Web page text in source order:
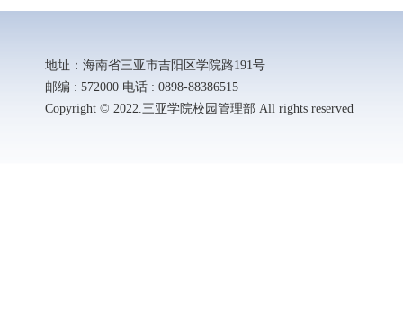
地址：海南省三亚市吉阳区学院路191号
邮编 : 572000 电话 : 0898-88386515
Copyright © 2022.三亚学院校园管理部 All rights reserved